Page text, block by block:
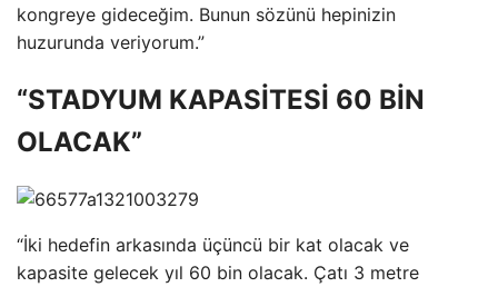
kongreye gideceğim. Bunun sözünü hepinizin
huzurunda veriyorum.”
“STADYUM KAPASİTESİ 60 BİN
OLACAK”
“İki hedefin arkasında üçüncü bir kat olacak ve
kapasite gelecek yıl 60 bin olacak. Çatı 3 metre